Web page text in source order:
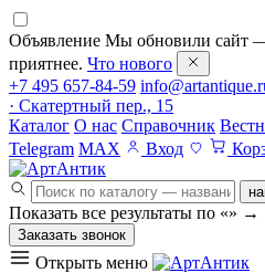
Объявление Мы обновили сайт —
приятнее. Что нового
+7 495 657-84-59
· Скатертный пер., 15
Каталог О нас Справочник
Telegram MAX Вход
Показать все результаты по «» →
Заказать звонок
Открыть меню